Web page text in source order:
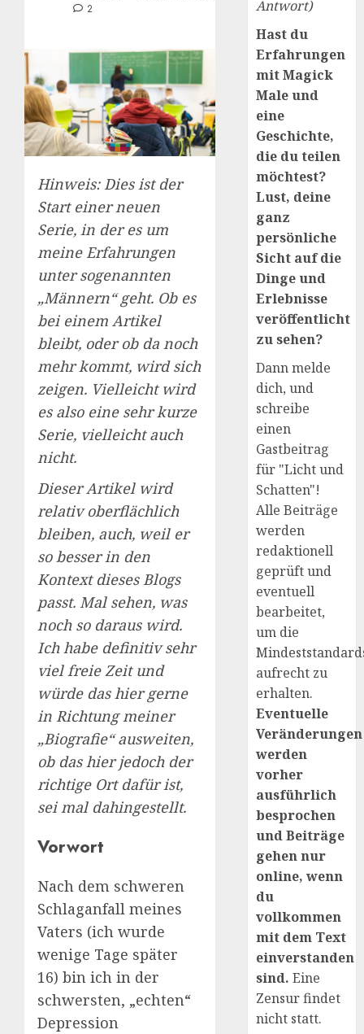
2
Hinweis: Dies ist der
Start einer neuen
Serie, in der es um
meine Erfahrungen
unter sogenannten
„Männern“ geht. Ob es
bei einem Artikel
bleibt, oder ob da noch
mehr kommt, wird sich
zeigen. Vielleicht wird
es also eine sehr kurze
Serie, vielleicht auch
nicht.
Dieser Artikel wird
relativ oberflächlich
bleiben, auch, weil er
so besser in den
Kontext dieses Blogs
passt. Mal sehen, was
noch so daraus wird.
Ich habe definitiv sehr
viel freie Zeit und
würde das hier gerne
in Richtung meiner
„Biografie“ ausweiten,
ob das hier jedoch der
richtige Ort dafür ist,
sei mal dahingestellt.
Vorwort
Nach dem schweren
Schlaganfall meines
Vaters (ich wurde
wenige Tage später
16) bin ich in der
schwersten, „echten“
Depression
Antwort)
Hast du
Erfahrungen
mit Magick
Male und
eine
Geschichte,
die du teilen
möchtest?
Lust, deine
ganz
persönliche
Sicht auf die
Dinge und
Erlebnisse
veröffentlicht
zu sehen?
Dann melde
dich, und
schreibe
einen
Gastbeitrag
für "Licht und
Schatten"!
Alle Beiträge
werden
redaktionell
geprüft und
eventuell
bearbeitet,
um die
aufrecht zu
erhalten.
Eventuelle
Veränderungen
werden
vorher
ausführlich
besprochen
und Beiträge
gehen nur
online, wenn
du
vollkommen
mit dem Text
einverstanden
sind. Eine
Zensur findet
nicht statt.